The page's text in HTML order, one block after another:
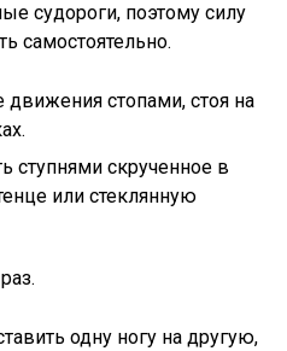
судороги, поэтому силу
самостоятельно.
стопами, стоя на
ступнями скрученное в
или стеклянную
одну ногу на другую,